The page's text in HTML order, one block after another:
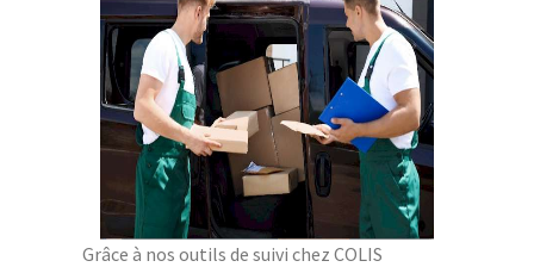
Grâce à nos outils de suivi chez COLIS